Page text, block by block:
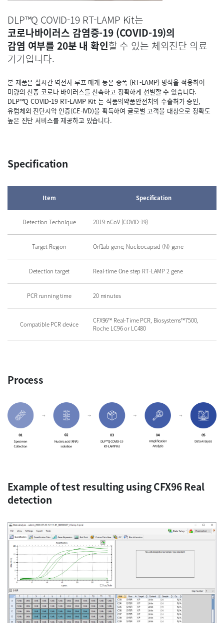
DLP™Q COVID-19 RT-LAMP Kit는
코로나바이러스 감염증-19 (COVID-19)의
감염 여부를 20분 내 확인할 수 있는 체외진단 의료
기기입니다.
본 제품은 실시간 역전사 루프 매개 등온 증폭 (RT-LAMP) 방식을 적용하여
미량의 신종 코로나 바이러스를 신속하고 정확하게 선별할 수 있습니다.
DLP™Q COVID-19 RT-LAMP Kit 는 식품의약품안전처의 수출허가 승인,
유럽체외 진단시약 인증(CE-IVD)을 획득하여 글로벌 고객을 대상으로 정확도
높은 진단 서비스를 제공하고 있습니다.
Specification
Item Specification
Detection Technique 2019-nCoV (COVID-19)
Target Region Orf1ab gene, Nucleocapsid (N) gene
Detection target Real-time One step RT-LAMP 2 gene
PCR running time 20 minutes
Compatible PCR device
CFX96™ Real-Time PCR, Biosystems™7500,
Roche LC96 or LC480
Process
Example of test resulting using CFX96 Real
detection